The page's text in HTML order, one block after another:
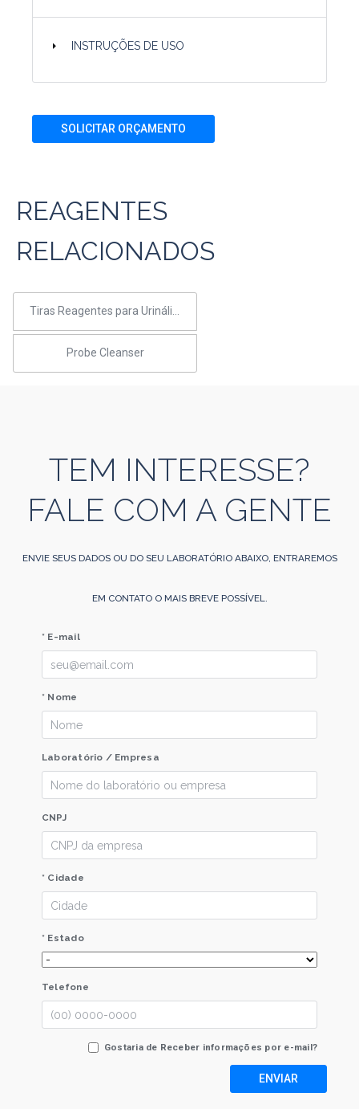
INSTRUÇÕES DE USO
SOLICITAR ORÇAMENTO
REAGENTES
RELACIONADOS
Probe Cleanser
TEM INTERESSE?
FALE COM A GENTE
ENVIE SEUS DADOS OU DO SEU LABORATÓRIO ABAIXO, ENTRAREMOS
EM CONTATO O MAIS BREVE POSSÍVEL.
* E-mail
* Nome
Laboratório / Empresa
CNPJ
* Cidade
* Estado
Telefone
Gostaria de Receber informações por e-mail?
ENVIAR